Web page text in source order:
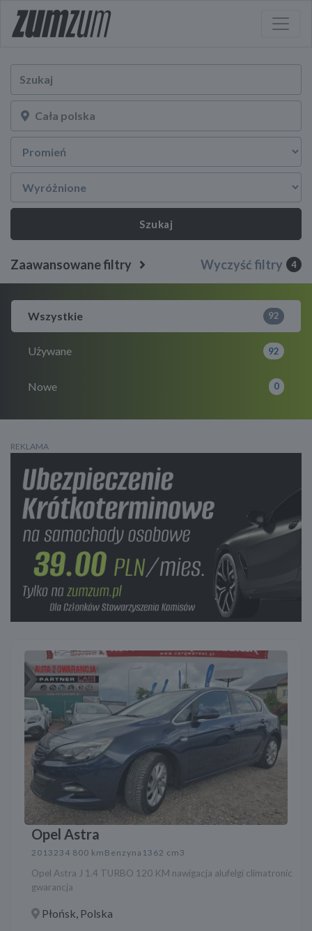
Szukaj
Zaawansowane filtry Wyczyść filtry 4
Wszystkie 92
Używane 92
Nowe 0
REKLAMA
Opel Astra
2013234 800 km Benzyna 1362 cm3
Opel Astra J 1.4 TURBO 120 KM nawigacja alufelgi climatronic
gwarancja
Płońsk, Polska